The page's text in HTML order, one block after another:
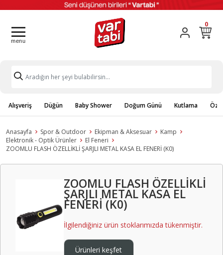
0
Alışveriş Düğün Baby Shower Doğum Günü Kutlama
Anasayfa Spor & Outdoor Ekipman & Aksesuar
Kamp
Elektronik - Optik Ürünler
El Feneri
ZOOMLU FLASH ÖZELLİKLİ ŞARJLI METAL KASA EL FENERİ (K0)
ZOOMLU FLASH ÖZELLİKLİ
ŞARJLI METAL KASA EL
FENERİ (K0)
İlgilendiğiniz ürün stoklarımızda tükenmiştir.
Ürünleri keşfet